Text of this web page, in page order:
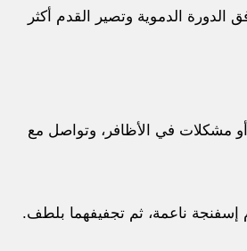
الدموية وتصير القدم أكثر
مشكلات في الأظافر، وتواصل مع
إسفنجة ناعمة، ثم تجفيفهما بلطف.